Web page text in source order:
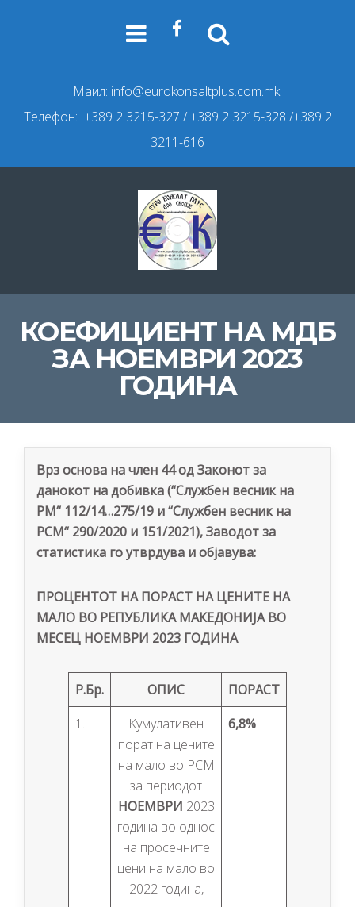
Маил: info@eurokonsaltplus.com.mk
Телефон: +389 2 3215-327 / +389 2 3215-328 /+389 2
3211-616
КОЕФИЦИЕНТ НА МДБ
ЗА НОЕМВРИ 2023
ГОДИНА
Врз основа на член 44 од Законот за
данокот на добивка (“Службен весник на
РМ“ 112/14…275/19 и “Службен весник на
РСМ“ 290/2020 и 151/2021), Заводот за
статистика го утврдува и објавува:
ПРОЦЕНТОТ НА ПОРАСТ НА ЦЕНИТЕ НА
МАЛО ВО РЕПУБЛИКА МАКЕДОНИЈА ВО
МЕСЕЦ НОЕМВРИ 2023 ГОДИНА
Р.Бр. ОПИС
ПОРАСТ
1.
Kумулативен
порат на цените
на мало во РСМ
за периодот
НОЕМВРИ 2023
година во однос
на просечните
цени на мало во
2022 година,
6,8%